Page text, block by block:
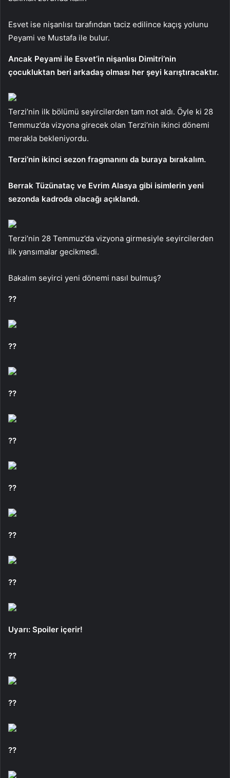
Esvet ise nişanlısı tarafından taciz edilince kaçış yolunu
Peyami ve Mustafa ile bulur.
Ancak Peyami ile Esvet’in nişanlısı Dimitri’nin
çocukluktan beri arkadaş olması her şeyi karıştıracaktır.
Terzi’nin ilk bölümü seyircilerden tam not aldı. Öyle ki 28
Temmuz’da vizyona girecek olan Terzi’nin ikinci dönemi
merakla bekleniyordu.
Terzi’nin ikinci sezon fragmanını da buraya bırakalım.
Berrak Tüzünataç ve Evrim Alasya gibi isimlerin yeni
sezonda kadroda olacağı açıklandı.
Terzi’nin 28 Temmuz’da vizyona girmesiyle seyircilerden
ilk yansımalar gecikmedi.
Bakalım seyirci yeni dönemi nasıl bulmuş?
??
??
??
??
??
??
??
Uyarı: Spoiler içerir!
??
??
??